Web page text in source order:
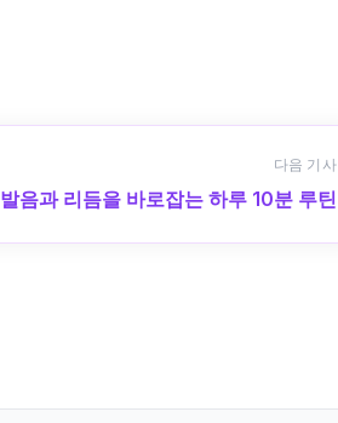
다음 기사
음과 리듬을 바로잡는 하루 10분 루틴